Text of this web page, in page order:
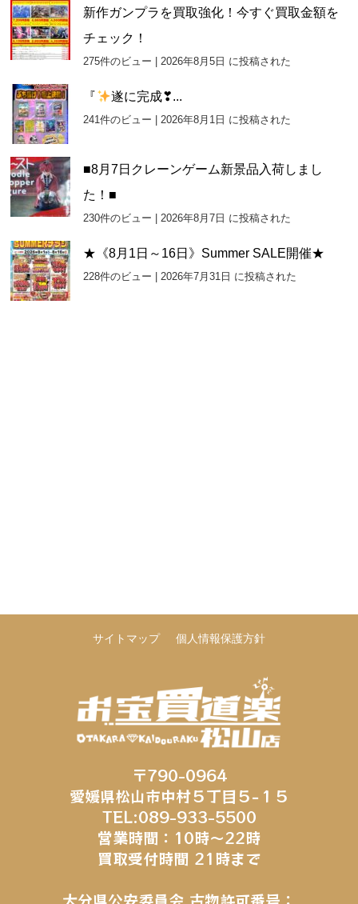
新作ガンプラを買取強化！今すぐ買取金額を
チェック！
275件のビュー |2026年8月5日 に投稿された
『 遂に完成❣...
241件のビュー |2026年8月1日 に投稿された
■8月7日クレーンゲーム新景品入荷しまし
た！■
230件のビュー |2026年8月7日 に投稿された
★《8月1日～16日》Summer SALE開催★
228件のビュー |2026年7月31日 に投稿された
サイトマップ 個人情報保護方針
〒790-0964
愛媛県松山市中村５丁目５−１５
TEL:089-933-5500
営業時間：10時～22時
買取受付時間 21時まで